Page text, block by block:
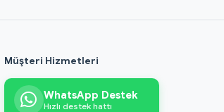
Müşteri Hizmetleri
WhatsApp Destek
Hızlı destek hattı